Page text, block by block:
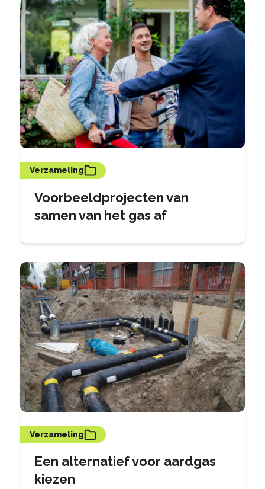
Verzameling
Voorbeeldprojecten van
samen van het gas af
Verzameling
Een alternatief voor aardgas
kiezen